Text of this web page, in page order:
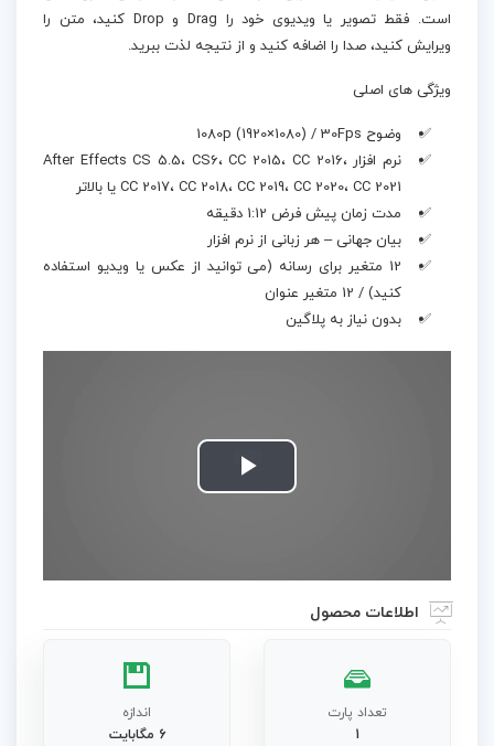
است. فقط تصویر یا ویدیوی خود را Drag و Drop کنید، متن را
ویرایش کنید، صدا را اضافه کنید و از نتیجه لذت ببرید.
ویژگی های اصلی
وضوح 1080p (1920×1080) / 30Fps
نرم افزار After Effects CS 5.5، CS6، CC 2015، CC 2016،
CC 2017، CC 2018، CC 2019، CC 2020، CC 2021 یا بالاتر
مدت زمان پیش فرض 1:12 دقیقه
بیان جهانی – هر زبانی از نرم افزار
12 متغیر برای رسانه (می توانید از عکس یا ویدیو استفاده
کنید) / 12 متغیر عنوان
بدون نیاز به پلاگین
Play
اطلاعات محصول
تعداد پارت
1
اندازه
6 مگابایت